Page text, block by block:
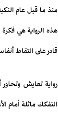
منذ ما قبل عام
هذه الرواية هي
قادر على التقاط
رواية تعايش
التفكك ماثلة أمام